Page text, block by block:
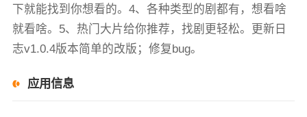
下就能找到你想看的。4、各种类型的剧都有，想看啥
就看啥。5、热门大片给你推荐，找剧更轻松。更新日
志v1.0.4版本简单的改版；修复bug。
应用信息